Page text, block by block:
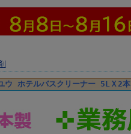
ウ ホテルバスクリーナー 5LＸ2本